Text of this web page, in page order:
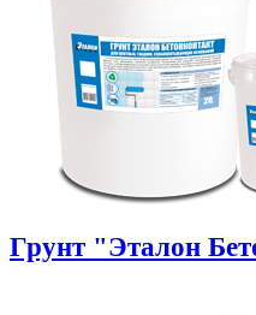
Грунт "Эталон